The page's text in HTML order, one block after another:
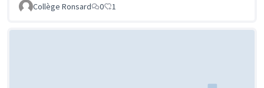
Collège Ronsard
0 1